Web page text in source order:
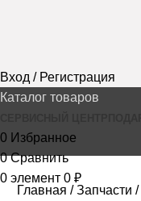
Вход / Регистрация
Каталог товаров
0 Избранное
0 Сравнить
0 элемент 0 ₽
Главная
Запчасти